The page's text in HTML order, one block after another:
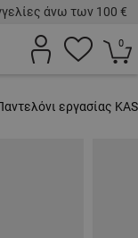
άνω των 100 €
0
εργασίας